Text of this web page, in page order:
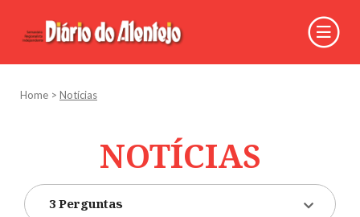
Home > Notícias
NOTÍCIAS
3 Perguntas